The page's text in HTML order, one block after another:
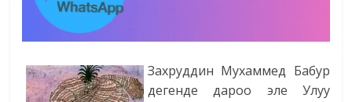
Захруддин Мухаммед Бабур
дегенде дароо эле Улуу